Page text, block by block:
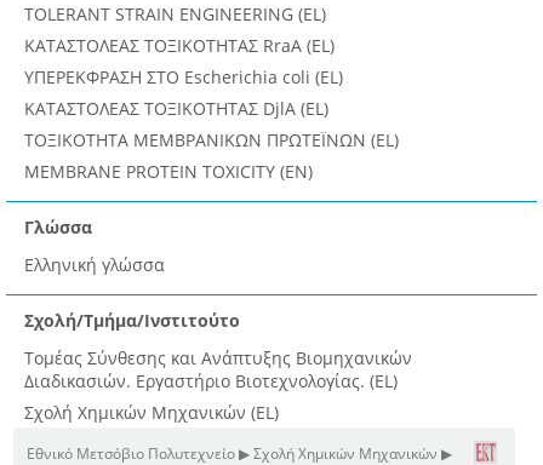
TOLERANT STRAIN ENGINEERING (EL)
ΚΑΤΑΣΤΟΛΕΑΣ ΤΟΞΙΚΟΤΗΤΑΣ RraA (EL)
ΥΠΕΡΕΚΦΡΑΣΗ ΣΤΟ Escherichia coli (EL)
ΚΑΤΑΣΤΟΛΕΑΣ ΤΟΞΙΚΟΤΗΤΑΣ DjlA (EL)
ΤΟΞΙΚΟΤΗΤΑ ΜΕΜΒΡΑΝΙΚΩΝ ΠΡΩΤΕΪΝΩΝ (EL)
MEMBRANE PROTEIN TOXICITY (EN)
Γλώσσα
Ελληνική γλώσσα
Σχολή/Τμήμα/Ινστιτούτο
Τομέας Σύνθεσης και Ανάπτυξης Βιομηχανικών
Διαδικασιών. Εργαστήριο Βιοτεχνολογίας. (EL)
Σχολή Χημικών Μηχανικών (EL)
Εθνικό Μετσόβιο Πολυτεχνείο ▶ Σχολή Χημικών Μηχανικών ▶